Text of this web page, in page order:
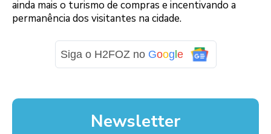
ainda mais o turismo de compras e incentivando a
permanência dos visitantes na cidade.
Siga o H2FOZ no Goog e
Newsletter